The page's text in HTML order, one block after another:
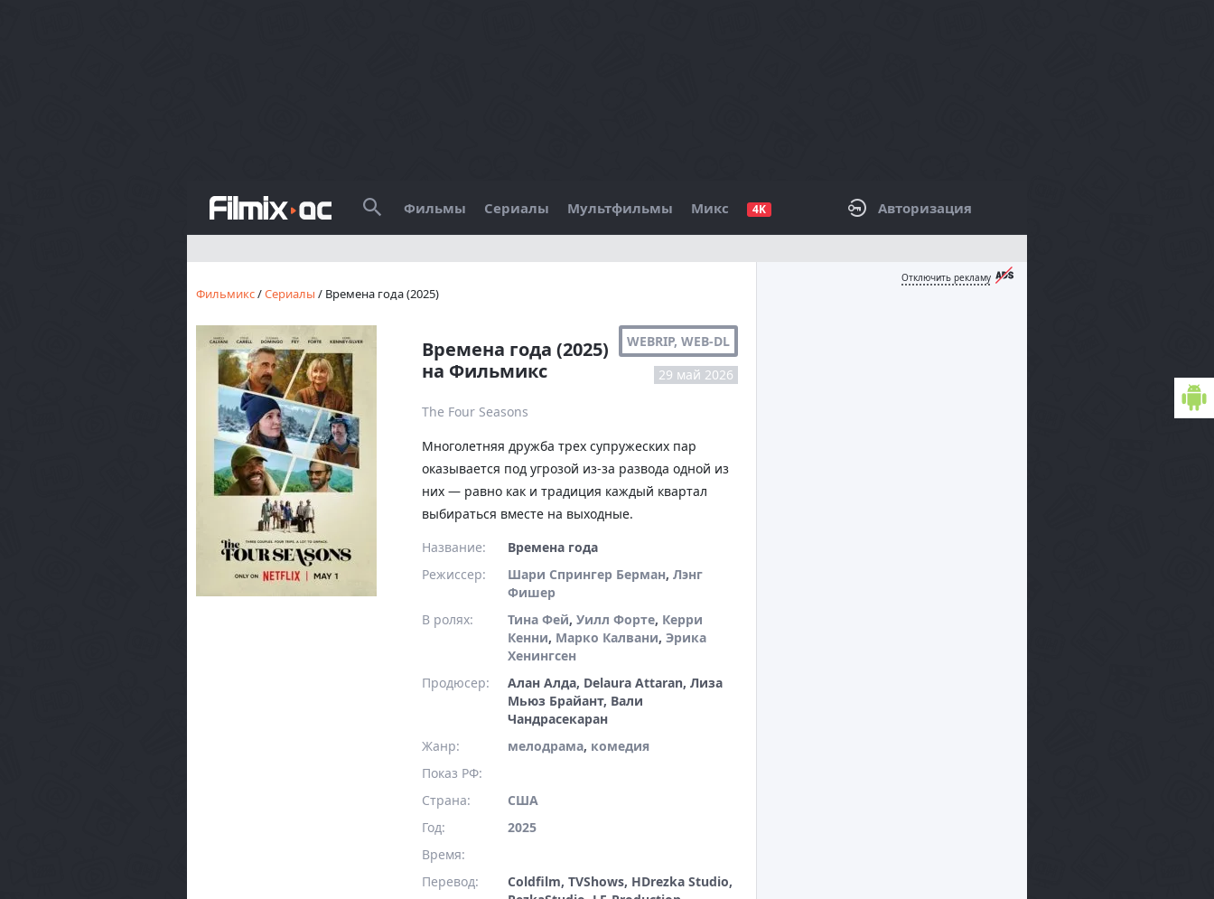
Поиск
Фильмы Сериалы Мультфильмы Микс 4K Авторизация
Фильмикс/Сериалы / Времена года (2025)
Времена года (2025)
на Фильмикс
The Four Seasons
WEBRIP, WEB-DL
29 май 2026
Многолетняя дружба трех супружеских пар
оказывается под угрозой из-за развода одной из
них — равно как и традиция каждый квартал
выбираться вместе на выходные.
Название:
Времена года
Режиссер:
Шари Спрингер Берман, Лэнг
Фишер
В ролях:
Тина Фей, Уилл Форте, Керри
Кенни, Марко Калвани, Эрика
Хенингсен
Продюсер:
Алан Алда, Delaura Attaran, Лиза
Мьюз Брайант, Вали
Чандрасекаран
Жанр:
мелодрама, комедия
Показ РФ:
Страна:
США
Год:
2025
Время:
Перевод:
Coldfilm, TVShows, HDrezka Studio,
БОКОВАЯ ПАНЕЛЬ / ФИЛЬТРЫ
Отключить рекламу